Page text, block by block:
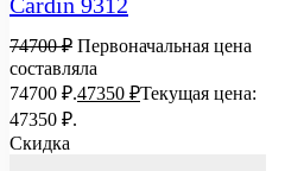
74700₽ Первоначальная цена
составляла
74700 ₽.47350 ₽Текущая цена:
47350 ₽.
Скидка